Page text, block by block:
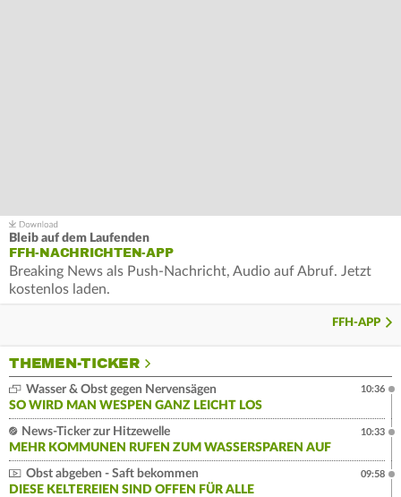
Bleib auf dem Laufenden
FFH-NACHRICHTEN-APP
Breaking News als Push-Nachricht, Audio auf Abruf. Jetzt
kostenlos laden.
FFH-APP
THEMEN-TICKER
Wasser & Obst gegen Nervensägen
SO WIRD MAN WESPEN GANZ LEICHT LOS
10:36
News-Ticker zur Hitzewelle
MEHR KOMMUNEN RUFEN ZUM WASSERSPAREN AUF
10:33
Obst abgeben - Saft bekommen
DIESE KELTEREIEN SIND OFFEN FÜR ALLE
09:58